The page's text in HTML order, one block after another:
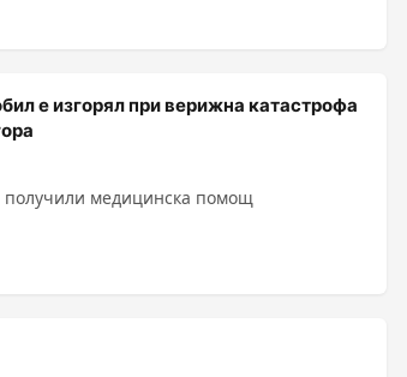
е изгорял при верижна катастрофа
медицинска помощ